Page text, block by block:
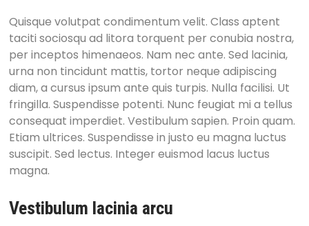
Quisque volutpat condimentum velit. Class aptent
taciti sociosqu ad litora torquent per conubia nostra,
per inceptos himenaeos. Nam nec ante. Sed lacinia,
urna non tincidunt mattis, tortor neque adipiscing
diam, a cursus ipsum ante quis turpis. Nulla facilisi. Ut
fringilla. Suspendisse potenti. Nunc feugiat mi a tellus
consequat imperdiet. Vestibulum sapien. Proin quam.
Etiam ultrices. Suspendisse in justo eu magna luctus
suscipit. Sed lectus. Integer euismod lacus luctus
magna.
Vestibulum lacinia arcu